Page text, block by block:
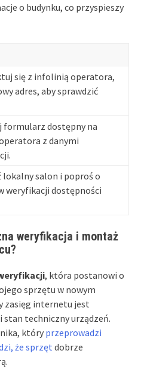
o budynku, co przyspieszy
się z infolinią operatora,
adres, aby sprawdzić
formularz dostępny na
z danymi
lokalny salon i poproś o
weryfikacji dostępności
weryfikacja i montaż
, która postanowi o
sprzętu w nowym
zasięg internetu jest
stan techniczny urządzeń.
który przeprowadzi
że sprzęt dobrze